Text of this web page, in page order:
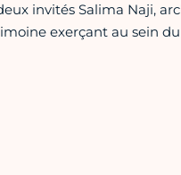
invités Salima Naji,
exerçant au sein